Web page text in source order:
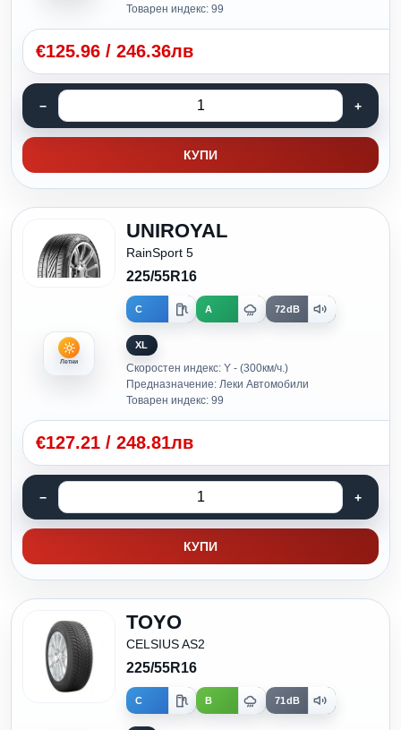
Товарен индекс: 99
€125.96 / 246.36лв
КУПИ
Летни
UNIROYAL
RainSport 5
225/55R16
C A 72dB
XL
Скоростен индекс: Y - (300км/ч.)
Предназначение: Леки Автомобили
Товарен индекс: 99
€127.21 / 248.81лв
КУПИ
TOYO
CELSIUS AS2
225/55R16
C B 71dB